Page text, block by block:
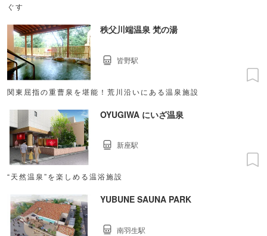
ぐす
秩父川端温泉 梵の湯
関東屈指の重曹泉を堪能！荒川沿いにある温泉施設
皆野駅
OYUGIWA にいざ温泉
“天然温泉”を楽しめる温浴施設
新座駅
YUBUNE SAUNA PARK
南羽生駅